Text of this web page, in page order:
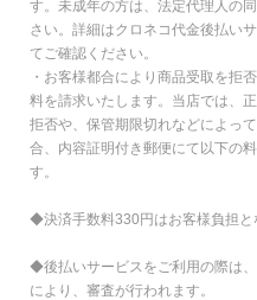
す。未成年の方は、法定代理人の
さい。詳細はクロネコ代金後払い
てご確認ください。
・お客様都合により商品受取を拒
料を請求いたします。当店では、
拒否や、保管期限切れなどによっ
合、内容証明付き郵便にて以下の
す。
◆決済手数料330円はお客様負担と
◆後払いサービスをご利用の際は
により、審査が行われます。